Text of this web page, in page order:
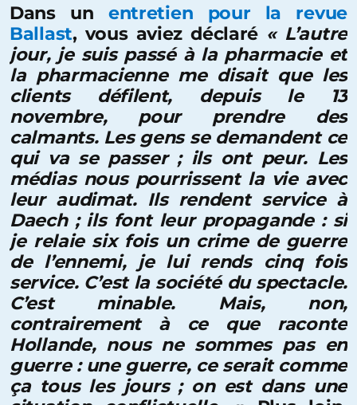
Dans un entretien pour la revue
Ballast, vous aviez déclaré « L’autre
jour, je suis passé à la pharmacie et
la pharmacienne me disait que les
clients défilent, depuis le 13
novembre, pour prendre des
calmants. Les gens se demandent ce
qui va se passer ; ils ont peur. Les
médias nous pourrissent la vie avec
leur audimat. Ils rendent service à
Daech ; ils font leur propagande : si
je relaie six fois un crime de guerre
de l’ennemi, je lui rends cinq fois
service. C’est la société du spectacle.
C’est minable. Mais, non,
contrairement à ce que raconte
Hollande, nous ne sommes pas en
guerre : une guerre, ce serait comme
ça tous les jours ; on est dans une